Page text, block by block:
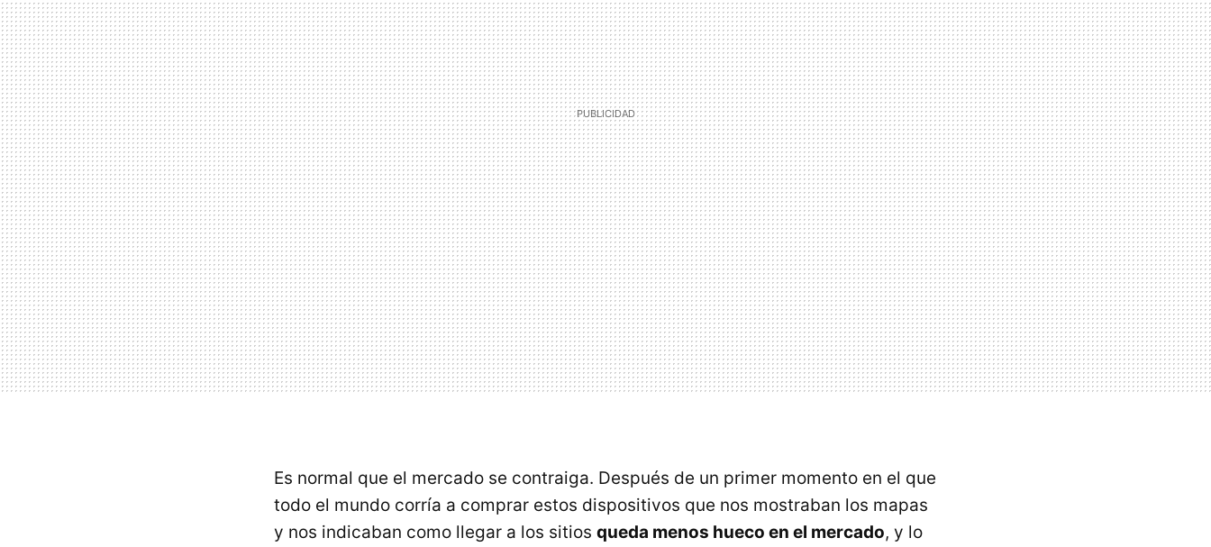
Es normal que el mercado se contraiga. Después de un primer momento en el que
todo el mundo corría a comprar estos dispositivos que nos mostraban los mapas
y nos indicaban como llegar a los sitios queda menos hueco en el mercado, y lo